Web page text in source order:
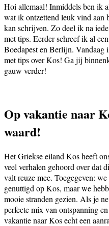
Hoi allemaal! Inmiddels ben ik
wat ik ontzettend leuk vind aan
kan schrijven. Zo deel ik na
met tips. Eerder schreef ik al
Boedapest en Berlijn. Vandaag
met tips over Kos! Ga jij
gauw verder!
Op vakantie naar
waard!
Het Griekse eiland Kos heeft
veel verhalen gehoord over dat
valt reuze mee. Toegegeven:
genuttigd op Kos, maar we
mooie stranden gezien. Als je
perfecte mix van ontspanning
vakantie naar Kos echt een